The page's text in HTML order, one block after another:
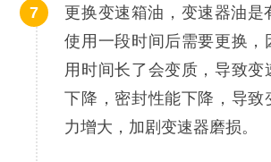
更换变速箱油，变速器油是
使用一段时间后需要更换，
用时间长了会变质，导致变
下降，密封性能下降，导致
力增大，加剧变速器磨损。